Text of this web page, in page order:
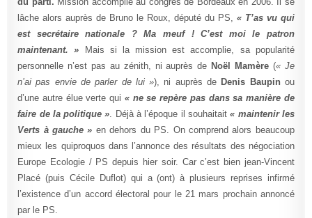
lâche alors auprès de Bruno le Roux, député du PS, « T’as vu qui
est secrétaire nationale ? Ma meuf ! C’est moi le patron
maintenant. »
Mais si la mission est accomplie, sa popularité
personnelle n’est pas au zénith, ni auprès de Noël Mamère (« Je
n’ai pas envie de parler de lui »), ni auprès de Denis Baupinou
d’une autre élue verte qui « ne se repère pas dans sa manière de
faire de la politique ». Déjà à l’époque il souhaitait« maintenir les
Verts à gauche » en dehors du PS. On comprend alors beaucoup
mieux les quiproquos dans l’annonce des résultats des négociation
Europe Ecologie / PS depuis hier soir. Car c’est bien jean-Vincent
Placé (puis Cécile Duflot) qui a (ont) à plusieurs reprises infirmé
l’existence d’un accord électoral pour le 21 mars prochain annoncé
par le PS.